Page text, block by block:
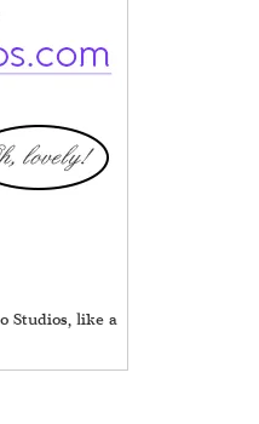
Studios, like a